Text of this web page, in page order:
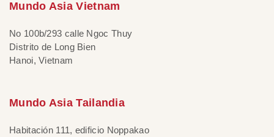
Mundo Asia Vietnam
No 100b/293 calle Ngoc Thuy
Distrito de Long Bien
Hanoi, Vietnam
Mundo Asia Tailandia
Habitación 111, edificio Noppakao